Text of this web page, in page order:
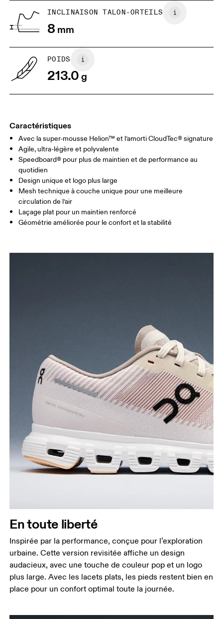
5 5.5
UK
Glisser horizontalement pour en savoir plus
INCLINAISON TALON-ORTEILS
8 mm
POIDS
213.0g
Caractéristiques
Avec la super-mousse Helion™ et l’amorti CloudTec® signature
Agile, ultra-légère et polyvalente
Speedboard® pour plus de maintien et de performance au
quotidien
Design unique et logo plus large
Mesh technique à couche unique pour une meilleure
circulation de l’air
Laçage plat pour un maintien renforcé
Géométrie améliorée pour le confort et la stabilité
En toute liberté
Inspirée par la performance, conçue pour l’exploration
urbaine. Cette version revisitée affiche un design
audacieux, avec une touche de couleur pop et un logo
plus large. Avec les lacets plats, les pieds restent bien en
place pour un confort optimal toute la journée.